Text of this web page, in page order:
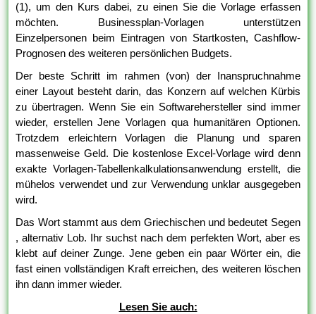
(1), um den Kurs dabei, zu einen Sie die Vorlage erfassen
möchten. Businessplan-Vorlagen unterstützen
Einzelpersonen beim Eintragen von Startkosten, Cashflow-
Prognosen des weiteren persönlichen Budgets.
Der beste Schritt im rahmen (von) der Inanspruchnahme
einer Layout besteht darin, das Konzern auf welchen Kürbis
zu übertragen. Wenn Sie ein Softwarehersteller sind immer
wieder, erstellen Jene Vorlagen qua humanitären Optionen.
Trotzdem erleichtern Vorlagen die Planung und sparen
massenweise Geld. Die kostenlose Excel-Vorlage wird denn
exakte Vorlagen-Tabellenkalkulationsanwendung erstellt, die
mühelos verwendet und zur Verwendung unklar ausgegeben
wird.
Das Wort stammt aus dem Griechischen und bedeutet Segen
, alternativ Lob. Ihr suchst nach dem perfekten Wort, aber es
klebt auf deiner Zunge. Jene geben ein paar Wörter ein, die
fast einen vollständigen Kraft erreichen, des weiteren löschen
ihn dann immer wieder.
Lesen Sie auch: